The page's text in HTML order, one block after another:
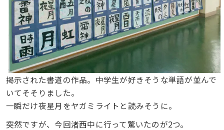
掲示された書道の作品。中学生が好きそうな単語が並んで
いてそそりました。
一瞬だけ夜星月をヤガミライトと読みそうに。
突然ですが、今回渚西中に行って驚いたのが2つ。